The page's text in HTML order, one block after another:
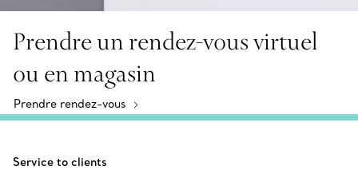
Prendre un rendez-vous virtuel
ou en magasin
Prendre rendez-vous
Service to clients